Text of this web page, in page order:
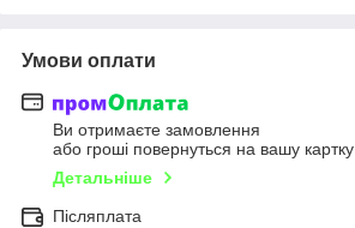
Умови оплати
Ви отримаєте замовлення
або гроші повернуться на вашу картку
Детальніше
Післяплата